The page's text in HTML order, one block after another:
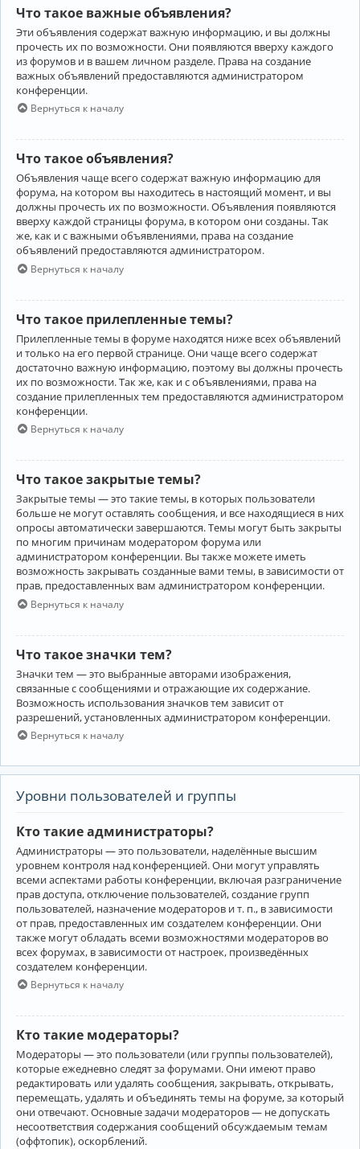
Что такое важные объявления?
Эти объявления содержат важную информацию, и вы должны
прочесть их по возможности. Они появляются вверху каждого
из форумов и в вашем личном разделе. Права на создание
важных объявлений предоставляются администратором
конференции.
Вернуться к началу
Что такое объявления?
Объявления чаще всего содержат важную информацию для
форума, на котором вы находитесь в настоящий момент, и вы
должны прочесть их по возможности. Объявления появляются
вверху каждой страницы форума, в котором они созданы. Так
же, как и с важными объявлениями, права на создание
объявлений предоставляются администратором.
Вернуться к началу
Что такое прилепленные темы?
Прилепленные темы в форуме находятся ниже всех объявлений
и только на его первой странице. Они чаще всего содержат
достаточно важную информацию, поэтому вы должны прочесть
их по возможности. Так же, как и с объявлениями, права на
создание прилепленных тем предоставляются администратором
конференции.
Вернуться к началу
Что такое закрытые темы?
Закрытые темы — это такие темы, в которых пользователи
больше не могут оставлять сообщения, и все находящиеся в них
опросы автоматически завершаются. Темы могут быть закрыты
по многим причинам модератором форума или
администратором конференции. Вы также можете иметь
возможность закрывать созданные вами темы, в зависимости от
прав, предоставленных вам администратором конференции.
Вернуться к началу
Что такое значки тем?
Значки тем — это выбранные авторами изображения,
связанные с сообщениями и отражающие их содержание.
Возможность использования значков тем зависит от
разрешений, установленных администратором конференции.
Вернуться к началу
Уровни пользователей и группы
Кто такие администраторы?
Администраторы — это пользователи, наделённые высшим
уровнем контроля над конференцией. Они могут управлять
всеми аспектами работы конференции, включая разграничение
прав доступа, отключение пользователей, создание групп
пользователей, назначение модераторов и т. п., в зависимости
от прав, предоставленных им создателем конференции. Они
также могут обладать всеми возможностями модераторов во
всех форумах, в зависимости от настроек, произведённых
создателем конференции.
Вернуться к началу
Кто такие модераторы?
Модераторы — это пользователи (или группы пользователей),
которые ежедневно следят за форумами. Они имеют право
редактировать или удалять сообщения, закрывать, открывать,
перемещать, удалять и объединять темы на форуме, за который
они отвечают. Основные задачи модераторов — не допускать
несоответствия содержания сообщений обсуждаемым темам
(оффтопик), оскорблений.